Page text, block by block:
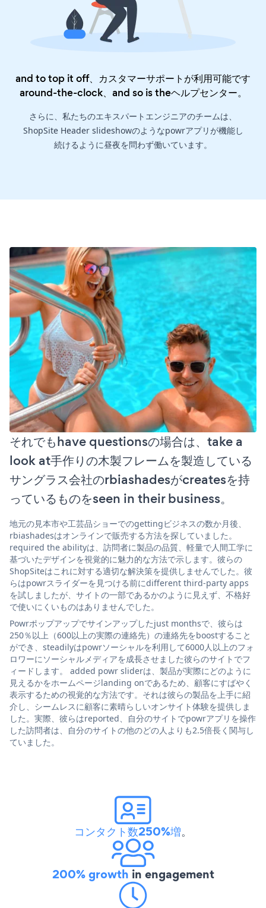
and to top it off、カスタマーサポートが利用可能です
around-the-clock、and so is theヘルプセンター。
さらに、私たちのエキスパートエンジニアのチームは、
ShopSite Header slideshowのようなpowrアプリが機能し
続けるように昼夜を問わず働いています。
それでもhave questionsの場合は、take a
look at手作りの木製フレームを製造している
サングラス会社のrbiashadesがcreatesを持
っているものをseen in their business。
地元の見本市や工芸品ショーでのgettingビジネスの数か月後、
rbiashadesはオンラインで販売する方法を探していました。
required the abilityは、訪問者に製品の品質、軽量で人間工学に
基づいたデザインを視覚的に魅力的な方法で示します。彼らの
ShopSiteはこれに対する適切な解決策を提供しませんでした。彼
らはpowrスライダーを見つける前にdifferent third-party apps
を試しましたが、サイトの一部であるかのように見えず、不格好
で使いにくいものはありませんでした。
Powrポップアップでサインアップしたjust monthsで、彼らは
250％以上（600以上の実際の連絡先）の連絡先をboostすること
ができ、steadilyはpowrソーシャルを利用して6000人以上のフォ
ロワーにソーシャルメディアを成長させました彼らのサイトでフ
ィードします。 added powr sliderは、製品が実際にどのように
見えるかをホームページlanding onであるため、顧客にすばやく
表示するための視覚的な方法です。それは彼らの製品を上手に紹
介し、シームレスに顧客に素晴らしいオンサイト体験を提供しま
した。実際、彼らはreported、自分のサイトでpowrアプリを操作
した訪問者は、自分のサイトの他のどの人よりも2.5倍長く関与し
ていました。
コンタクト数250%増。
200% growth in engagement